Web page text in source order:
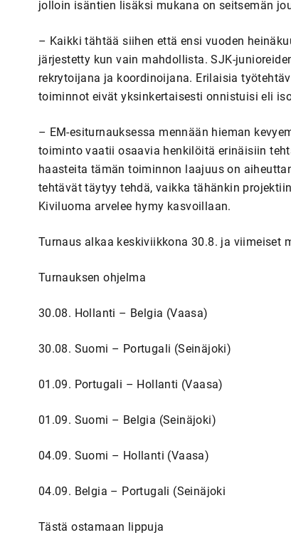
jolloin isäntien lisäksi mukana on seitsemän
– Kaikki tähtää siihen että ensi vuoden
järjestetty kun vain mahdollista. SJK-
rekrytoijana ja koordinoijana. Erilaisia
toiminnot eivät yksinkertaisesti onnistuisi eli
– EM-esiturnauksessa mennään hieman
toiminto vaatii osaavia henkilöitä erinäisiin
haasteita tämän toiminnon laajuus on
tehtävät täytyy tehdä, vaikka tähänkin
Kiviluoma arvelee hymy kasvoillaan.
Turnaus alkaa keskiviikkona 30.8. ja viimeiset
Turnauksen ohjelma
30.08. Hollanti – Belgia (Vaasa)
30.08. Suomi – Portugali (Seinäjoki)
01.09. Portugali – Hollanti (Vaasa)
01.09. Suomi – Belgia (Seinäjoki)
04.09. Suomi – Hollanti (Vaasa)
04.09. Belgia – Portugali (Seinäjoki
Tästä ostamaan lippuja